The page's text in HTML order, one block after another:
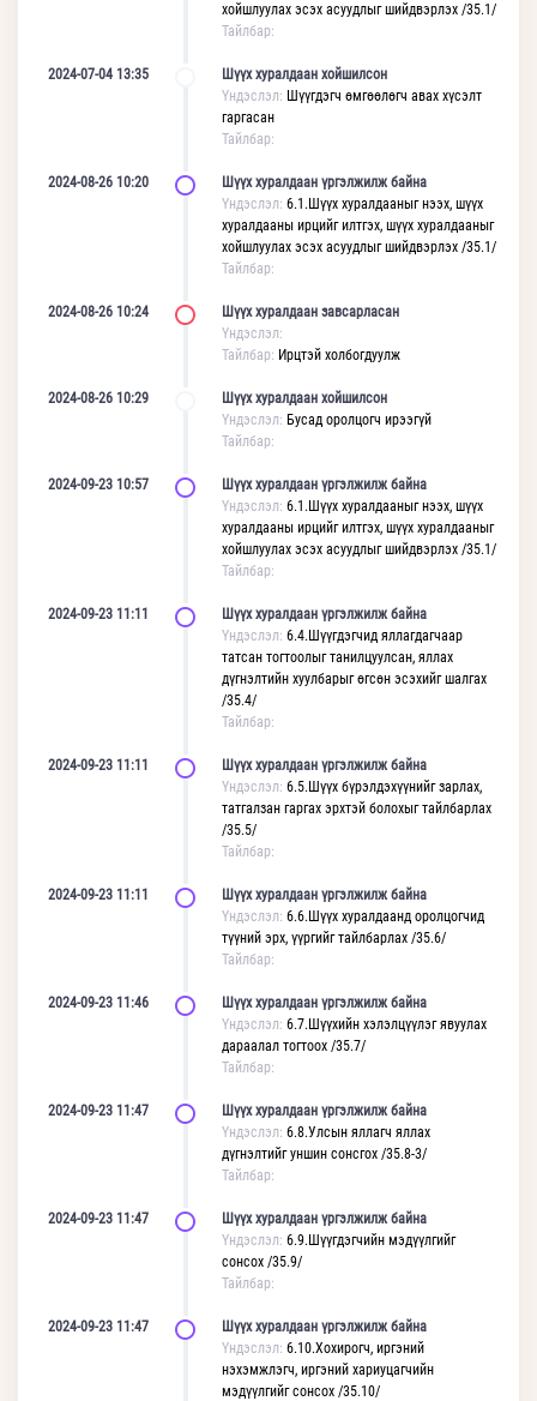
хойшлуулах эсэх асуудлыг шийдвэрлэх /35.1/
Тайлбар:
2024-07-04 13:35
Шүүх хуралдаан хойшилсон
Үндэслэл: Шүүгдэгч өмгөөлөгч авах хүсэлт
гаргасан
Тайлбар:
2024-08-26 10:20
Шүүх хуралдаан үргэлжилж байна
Үндэслэл: 6.1.Шүүх хуралдааныг нээх, шүүх
хуралдааны ирцийг илтгэх, шүүх хуралдааныг
хойшлуулах эсэх асуудлыг шийдвэрлэх /35.1/
Тайлбар:
2024-08-26 10:24
Шүүх хуралдаан завсарласан
Үндэслэл:
Тайлбар: Ирцтэй холбогдуулж
2024-08-26 10:29
Шүүх хуралдаан хойшилсон
Үндэслэл: Бусад оролцогч ирээгүй
Тайлбар:
2024-09-23 10:57
Шүүх хуралдаан үргэлжилж байна
Үндэслэл: 6.1.Шүүх хуралдааныг нээх, шүүх
хуралдааны ирцийг илтгэх, шүүх хуралдааныг
хойшлуулах эсэх асуудлыг шийдвэрлэх /35.1/
Тайлбар:
2024-09-23 11:11
Шүүх хуралдаан үргэлжилж байна
Үндэслэл: 6.4.Шүүгдэгчид яллагдагчаар
татсан тогтоолыг танилцуулсан, яллах
дүгнэлтийн хуулбарыг өгсөн эсэхийг шалгах
/35.4/
Тайлбар:
2024-09-23 11:11
Шүүх хуралдаан үргэлжилж байна
Үндэслэл: 6.5.Шүүх бүрэлдэхүүнийг зарлах,
татгалзан гаргах эрхтэй болохыг тайлбарлах
/35.5/
Тайлбар:
2024-09-23 11:11
Шүүх хуралдаан үргэлжилж байна
Үндэслэл: 6.6.Шүүх хуралдаанд оролцогчид
түүний эрх, үүргийг тайлбарлах /35.6/
Тайлбар:
2024-09-23 11:46
Шүүх хуралдаан үргэлжилж байна
Үндэслэл: 6.7.Шүүхийн хэлэлцүүлэг явуулах
дараалал тогтоох /35.7/
Тайлбар:
2024-09-23 11:47
Шүүх хуралдаан үргэлжилж байна
Үндэслэл: 6.8.Улсын яллагч яллах
дүгнэлтийг уншин сонсгох /35.8-3/
Тайлбар:
2024-09-23 11:47
Шүүх хуралдаан үргэлжилж байна
Үндэслэл: 6.9.Шүүгдэгчийн мэдүүлгийг
сонсох /35.9/
Тайлбар:
2024-09-23 11:47
Шүүх хуралдаан үргэлжилж байна
Үндэслэл: 6.10.Хохирогч, иргэний
нэхэмжлэгч, иргэний хариуцагчийн
мэдүүлгийг сонсох /35.10/